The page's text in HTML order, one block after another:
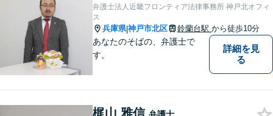
弁護士法人近畿フロンティア法律事務所 神戸北オフィ
ス
兵庫県|神戸市北区 鈴蘭台駅 から徒歩10分
あなたのそばの、弁護士で
す。
詳細を見
る
梶山 雅信